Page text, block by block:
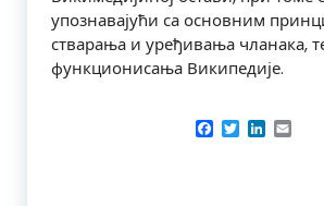
упознавајући са основним
стварања и уређивања чланака,
функционисања Википедије.
Facebook
TwitterLinkedIn